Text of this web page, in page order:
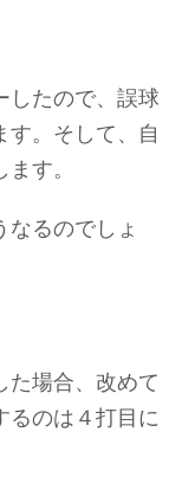
したので、誤球
す。そして、自
す。
るのでしょ
た場合、改めて
るのは４打目に